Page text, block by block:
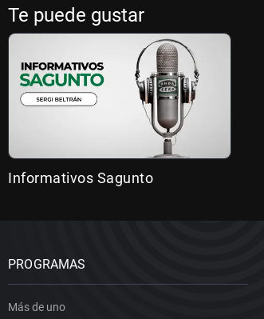
Te puede gustar
Informativos Sagunto
PROGRAMAS
Más de uno